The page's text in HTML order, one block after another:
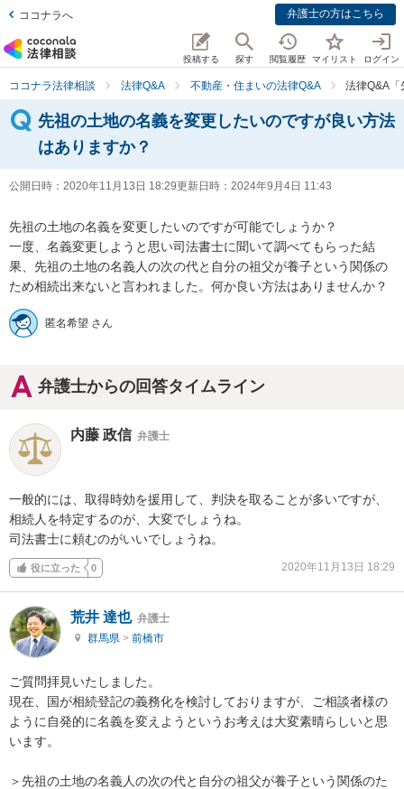
ココナラへ 弁護士の方はこちら
投稿する 探す 閲覧履歴 マイリスト ログイン
ココナラ法律相談 法律Q&A 不動産・住まいの法律Q&A 法律Q&A
先祖の土地の名義を変更したいのですが良い方法
はありますか？
公開日時： 2020年11月13日 18:29更新日時： 2024年9月4日 11:43
先祖の土地の名義を変更したいのですが可能でしょうか？
一度、名義変更しようと思い司法書士に聞いて調べてもらった結
果、先祖の土地の名義人の次の代と自分の祖父が養子という関係の
ため相続出来ないと言われました。何か良い方法はありませんか？
匿名希望 さん
弁護士からの回答タイムライン
内藤 政信 弁護士
一般的には、取得時効を援用して、判決を取ることが多いですが、
相続人を特定するのが、大変でしょうね。
司法書士に頼むのがいいでしょうね。
役に立った 0 2020年11月13日 18:29
荒井 達也 弁護士
群馬県 > 前橋市
ご質問拝見いたしました。
現在、国が相続登記の義務化を検討しておりますが、ご相談者様の
ように自発的に名義を変えようというお考えは大変素晴らしいと思
います。
＞先祖の土地の名義人の次の代と自分の祖父が養子という関係のた